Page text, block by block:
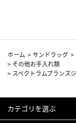
ホーム >サンドラッグ >
> その他お手入れ類
> スペクトラムブランズ
カテゴリを選ぶ